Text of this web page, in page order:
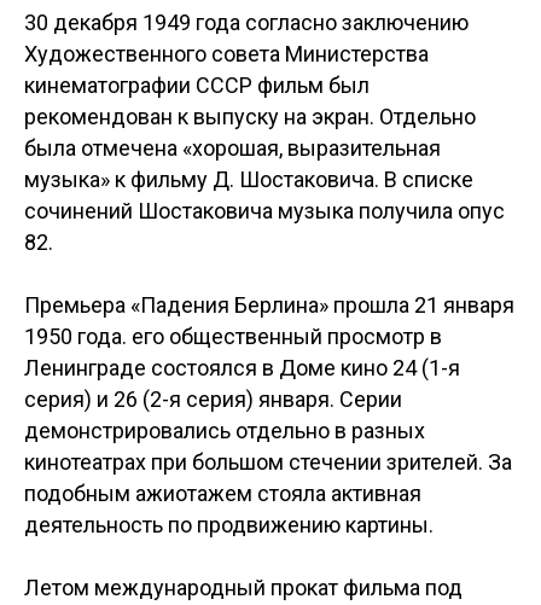
30 декабря 1949 года согласно заключению
Художественного совета Министерства
кинематографии СССР фильм был
рекомендован к выпуску на экран. Отдельно
была отмечена «хорошая, выразительная
музыка» к фильму Д. Шостаковича. В списке
сочинений Шостаковича музыка получила опус
82.
Премьера «Падения Берлина» прошла 21 января
1950 года. его общественный просмотр в
Ленинграде состоялся в Доме кино 24 (1-я
серия) и 26 (2-я серия) января. Серии
демонстрировались отдельно в разных
кинотеатрах при большом стечении зрителей. За
подобным ажиотажем стояла активная
деятельность по продвижению картины.
Летом международный прокат фильма под